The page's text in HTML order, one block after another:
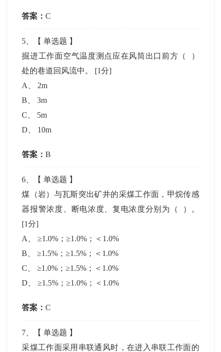
答案：C
5 、【单选题 】
掘进工作面空气温度测点应在风筒出口前方（ ）
处的巷道回风流中。 [1分]
A
2m
B 、3m
C
5m
D
10m
答案：B
6 、【单选题 】
煤（岩）与瓦斯突出矿井的采煤工作面，甲烷传感
器报警浓度、断电浓度、复电浓度分别为（ ）。
[1分]
A
、≥1.0%；≥1.0%；＜1.0%
B 、≥1.5%；≥1.5%；＜1.0%
C 、≥1.0%；≥1.5%；＜1.0%
D 、≥1.5%；≥1.0%；＜1.0%
答案：C
7 、【单选题 】
采煤工作面采用串联通风时，在进入串联工作面的